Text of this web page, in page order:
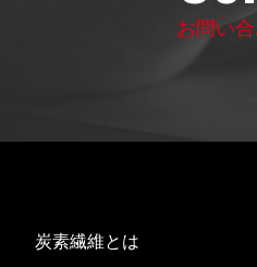
お問い
炭素繊維とは